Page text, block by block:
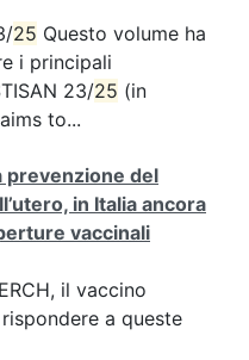
25 Questo volume ha
i principali
23/25 (in
to...
prevenzione del
in Italia ancora
vaccinali
il vaccino
a queste